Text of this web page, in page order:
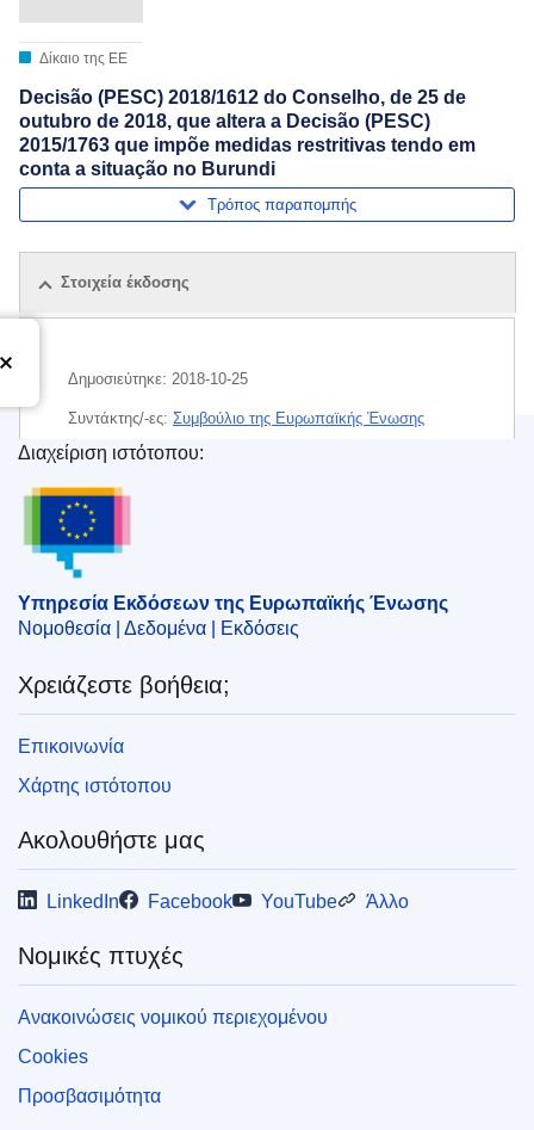
Δίκαιο της ΕΕ
Decisão (PESC) 2018/1612 do Conselho, de 25 de
outubro de 2018, que altera a Decisão (PESC)
2015/1763 que impõe medidas restritivas tendo em
conta a situação no Burundi
Τρόπος παραπομπής
Στοιχεία έκδοσης
Δημοσιεύτηκε: 2018-10-25
Συντάκτης/-ες: Συμβούλιο της Ευρωπαϊκής Ένωσης
κυρώσεις
CELEX : 32018D1612
ELI :
OJ : JOL_2018_268_R_0011
Υπηρεσία Εκδόσεων της Ευρωπαϊκής Ένωσης
Διαχείριση ιστότοπου:
Υπηρεσία Εκδόσεων της Ευρωπαϊκής Ένωσης
Νομοθεσία | Δεδομένα | Εκδόσεις
Χρειάζεστε βοήθεια;
Επικοινωνία
Χάρτης ιστότοπου
Ακολουθήστε μας
LinkedIn Facebook YouTube Άλλο
Νομικές πτυχές
Ανακοινώσεις νομικού περιεχομένου
Cookies
Προσβασιμότητα